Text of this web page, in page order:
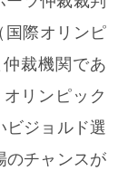
国際オリンピ
裁機関であ
リンピック
ビジョルド選
のチャンスが